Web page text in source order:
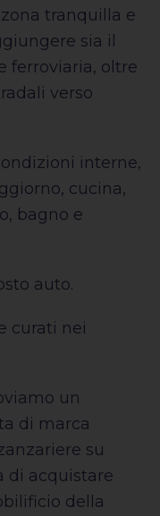
tranquilla e
sia il
ferroviaria, oltre
verso
interne,
cucina,
bagno e
auto.
curati nei
un
di marca
su
di acquistare
della